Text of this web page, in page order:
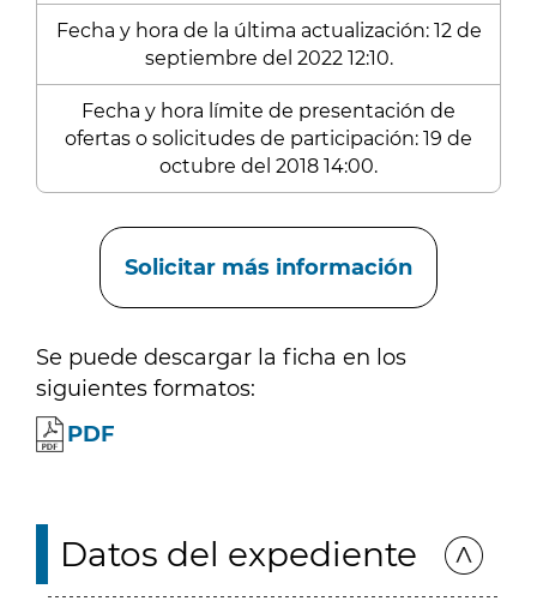
Fecha y hora de la última actualización: 12 de
septiembre del 2022 12:10.
Fecha y hora límite de presentación de
ofertas o solicitudes de participación: 19 de
octubre del 2018 14:00.
Enlaces
Solicitar más información
Se puede descargar la ficha en los
siguientes formatos:
PDF
Datos del expediente